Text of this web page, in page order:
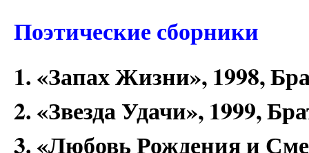
Поэтические сборники
1. «Запах Жизни», 1998,
2. «Звезда Удачи», 1999,
3. «Любовь Рождения и